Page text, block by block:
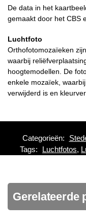
De data in het
gemaakt door het CBS
Luchtfoto
Orthofotomozaïeken
waarbij
hoogtemodellen. De
enkele mozaïek,
verwijderd is en
Categorieën:
Tags:
Luchtfotos,
Gerelateerde